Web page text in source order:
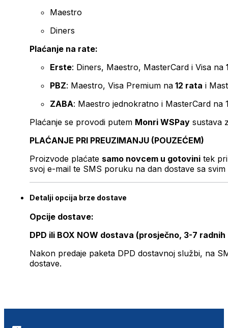
Maestro
Diners
Plaćanje na rate:
Erste: Diners, Maestro, MasterCard i Visa na
PBZ: Maestro, Visa Premium na 12 rata i
ZABA: Maestro jednokratno i MasterCard na
Plaćanje se provodi putem Monri WSPay sustava
PLAĆANJE PRI PREUZIMANJU (POUZEĆEM)
Proizvode plaćate samo novcem u gotovini tek
svoj e-mail te SMS poruku na dan dostave sa svim
Detalji opcija brze dostave
Opcije dostave:
DPD ili BOX NOW dostava (prosječno, 3-7 radnih
Nakon predaje paketa DPD dostavnoj službi, na
dostave.